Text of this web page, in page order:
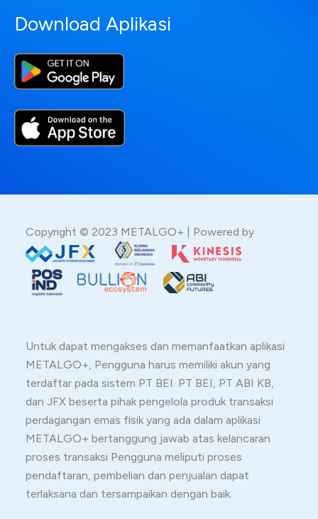
Download Aplikasi
Copyright © 2023 METALGO+ | Powered by
Untuk dapat mengakses dan memanfaatkan aplikasi
METALGO+, Pengguna harus memiliki akun yang
terdaftar pada sistem PT BEI. PT BEI, PT ABI KB,
dan JFX beserta pihak pengelola produk transaksi
perdagangan emas fisik yang ada dalam aplikasi
METALGO+ bertanggung jawab atas kelancaran
proses transaksi Pengguna meliputi proses
pendaftaran, pembelian dan penjualan dapat
terlaksana dan tersampaikan dengan baik.